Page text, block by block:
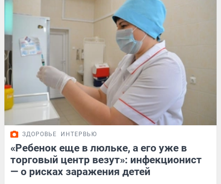
ЗДОРОВЬЕ ИНТЕРВЬЮ
«Ребенок еще в люльке, а его уже в
торговый центр везут»: инфекционист
— о рисках заражения детей